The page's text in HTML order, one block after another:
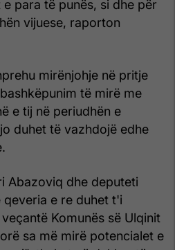
para të punës, si dhe për
vijuese, raporton
mirënjohje në pritje
të mirë me
e tij në periudhën e
duhet të vazhdojë edhe
Abazoviq dhe deputeti
e re duhet t'i
Komunës së Ulqinit
sa më mirë potencialet e